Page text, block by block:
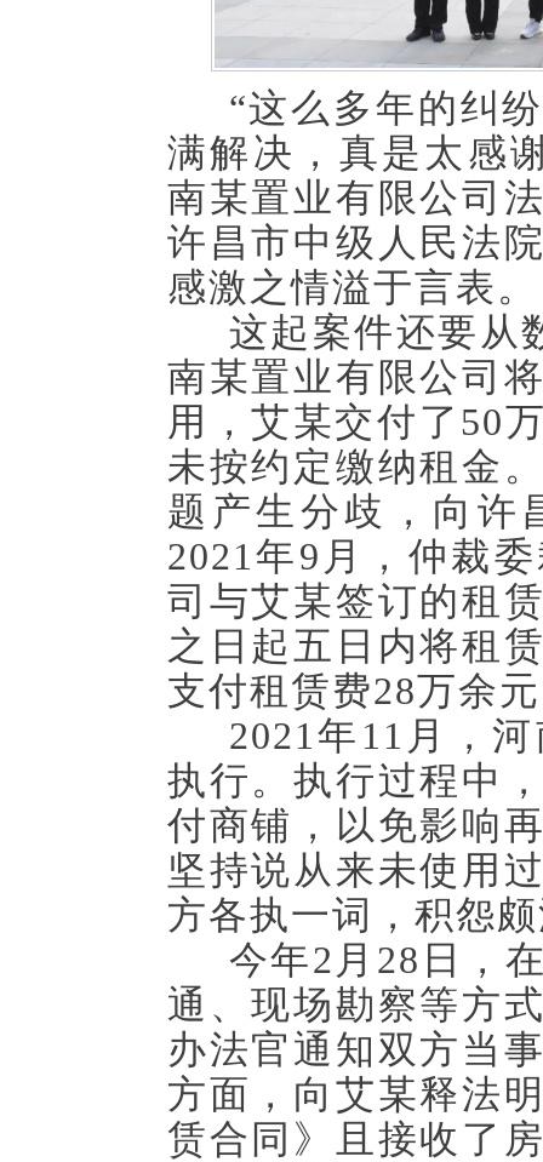
“这么多年的纠
满解决，真是太感
南某置业有限公司
许昌市中级人民法
感激之情溢于言表。
这起案件还要从
南某置业有限公司
用，艾某交付了50
未按约定缴纳租金
题产生分歧，向许
2021年9月，仲裁
司与艾某签订的租
之日起五日内将租
支付租赁费28万余
2021年11月，
执行。执行过程中
付商铺，以免影响
坚持说从来未使用
方各执一词，积怨
今年2月28日，
通、现场勘察等方
办法官通知双方当
方面，向艾某释法
赁合同》且接收了